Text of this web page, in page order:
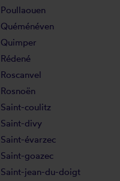
Poullaouen
Quéménéven
Quimper
Rédené
Roscanvel
Rosnoën
Saint-coulitz
Saint-divy
Saint-évarzec
Saint-goazec
Saint-jean-du-doigt